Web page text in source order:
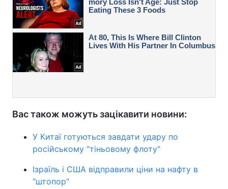
Вас також можуть зацікавити новини:
У Китаї готуються завдати удару по
російському "тіньовому флоту"
Ізраїль і США відправили ціни на нафту в
"штопор"